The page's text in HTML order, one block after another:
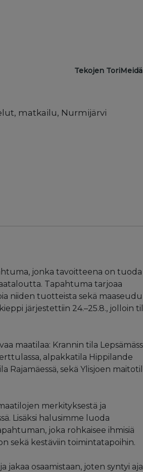
Main
Tekojen Tori
matkailu, Nurmijärvi
jonka tavoitteena on tuoda
Tapahtuma tarjoaa
niiden tuotteista sekä
järjestettiin 24.–25.8., jolloin
maatilaa: Krannin tila
alpakkatila Hippilande
Rajamäessä, sekä Ylisjoen
merkityksestä ja
Lisäksi halusimme luoda
joka rohkaisee ihmisiä
sekä kestäviin toimintatapoihin.
jakaa osaamistaan, joten syntyi